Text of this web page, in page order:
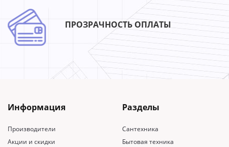
ПРОЗРАЧНОСТЬ ОПЛАТЫ
Информация
Производители
Акции и скидки
Разделы
Сантехника
Бытовая техника